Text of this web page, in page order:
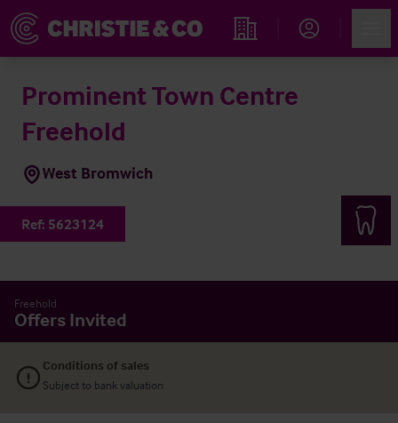
Immobiliensuche
Prominent Town Centre
Freehold
West Bromwich
Ref: 5623124
Freehold
Offers Invited
Conditions of sales
Subject to bank valuation